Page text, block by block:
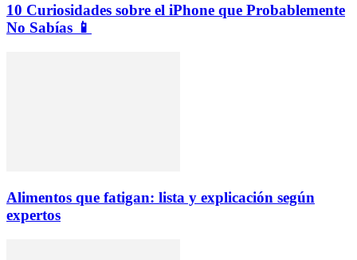
10 Curiosidades sobre el iPhone que Probablemente
No Sabías 📱
Alimentos que fatigan: lista y explicación según
expertos